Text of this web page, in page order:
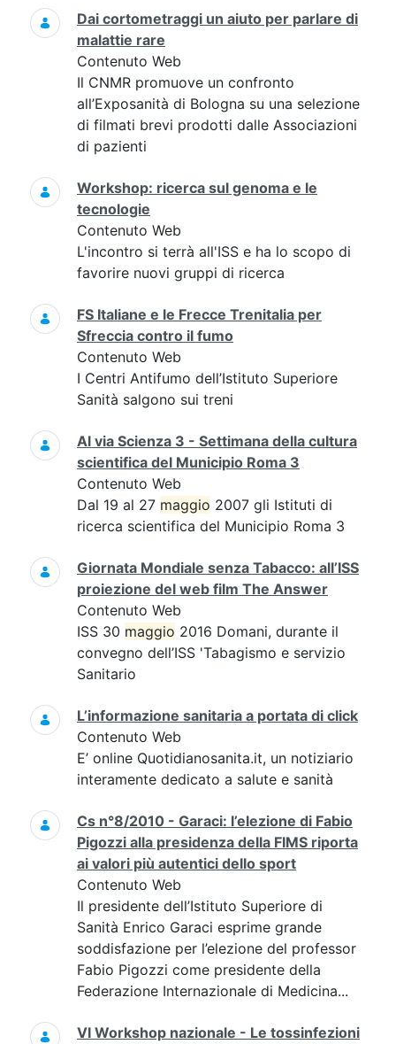
Dai cortometraggi un aiuto per parlare di
malattie rare
Contenuto Web
Il CNMR promuove un confronto
all’Exposanità di Bologna su una selezione
di filmati brevi prodotti dalle Associazioni
di pazienti
Workshop: ricerca sul genoma e le
tecnologie
Contenuto Web
L'incontro si terrà all'ISS e ha lo scopo di
favorire nuovi gruppi di ricerca
FS Italiane e le Frecce Trenitalia per
Sfreccia contro il fumo
Contenuto Web
I Centri Antifumo dell’Istituto Superiore
Sanità salgono sui treni
Al via Scienza 3 - Settimana della cultura
scientifica del Municipio Roma 3
Contenuto Web
Dal 19 al 27 maggio 2007 gli Istituti di
ricerca scientifica del Municipio Roma 3
Giornata Mondiale senza Tabacco: all’ISS
proiezione del web film The Answer
Contenuto Web
ISS 30 maggio 2016 Domani, durante il
convegno dell’ISS 'Tabagismo e servizio
Sanitario
L’informazione sanitaria a portata di click
Contenuto Web
E’ online Quotidianosanita.it, un notiziario
interamente dedicato a salute e sanità
Cs n°8/2010 - Garaci: l’elezione di Fabio
Pigozzi alla presidenza della FIMS riporta
ai valori più autentici dello sport
Contenuto Web
Il presidente dell’Istituto Superiore di
Sanità Enrico Garaci esprime grande
soddisfazione per l’elezione del professor
Fabio Pigozzi come presidente della
Federazione Internazionale di Medicina...
VI Workshop nazionale - Le tossinfezioni